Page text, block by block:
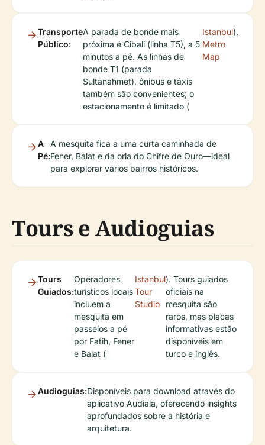
Transporte
Público:
A parada de bonde mais
próxima é Cibali (linha T5), a 5
minutos a pé. As linhas de
bonde T1 (parada
Sultanahmet), ônibus e táxis
também são convenientes; o
estacionamento é limitado (
Istanbul
Metro
Map
).
A
Pé:
A mesquita fica a uma curta caminhada de
Fener, Balat e da orla do Chifre de Ouro—ideal
para explorar vários bairros históricos.
Tours e Audioguias
Tours
Guiados:
Operadores
turísticos locais
incluem a
mesquita em
passeios a pé
por Fatih, Fener
e Balat (
Istanbul
Tour
Studio
). Tours guiados
oficiais na
mesquita são
raros, mas placas
informativas estão
disponíveis em
turco e inglês.
Audioguias:Disponíveis para download através do
aplicativo Audiala, oferecendo insights
aprofundados sobre a história e
arquitetura.